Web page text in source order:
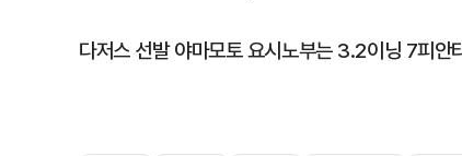
다저스 선발 야마모토 요시노부는 3.2이닝 7피